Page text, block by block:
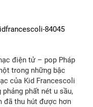
84045
điện tử – pop Pháp
trong những bậc
của Kid Francescoli
phất nét u sầu,
đã thu hút được hơn